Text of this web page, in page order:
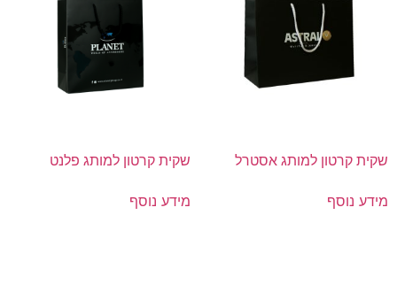
שקית קרטון למותג אסטרל
מידע נוסף
שקית קרטון למותג פלנט
מידע נוסף